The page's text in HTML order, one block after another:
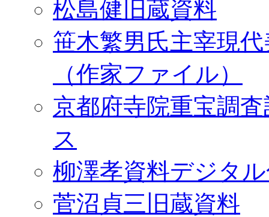
松島健旧蔵資料
笹木繁男氏主宰現
（作家ファイル）
京都府寺院重宝調
ス
柳澤孝資料デジタ
菅沼貞三旧蔵資料